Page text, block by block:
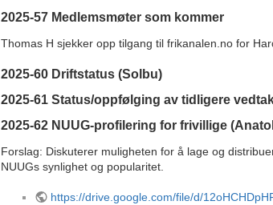
2025-57 Medlemsmøter som kommer
Thomas H sjekker opp tilgang til frikanalen.no for
2025-60 Driftstatus (Solbu)
2025-61 Status/oppfølging av tidligere
2025-62 NUUG-profilering for frivillige
Forslag: Diskuterer muligheten for å lage og
NUUGs synlighet og popularitet.
https://drive.google.com/file/d/